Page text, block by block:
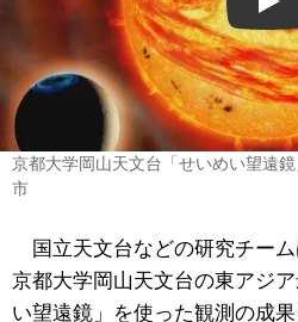
Play
京都大学岡山天文台「せいめい望遠
市
国立天文台などの研究チー
京都大学岡山天文台の東アジ
い望遠鏡」を使った観測の成果